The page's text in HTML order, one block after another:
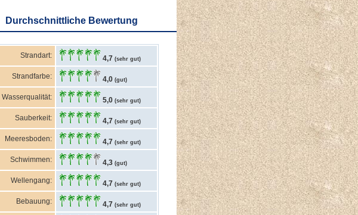
Durchschnittliche Bewertung
Strandart: 4,7 (sehr gut)
Strandfarbe: 4,0 (gut)
Wasserqualität: 5,0 (sehr gut)
Sauberkeit: 4,7 (sehr gut)
Meeresboden: 4,7 (sehr gut)
Schwimmen: 4,3 (gut)
Wellengang: 4,7 (sehr gut)
Bebauung: 4,7 (sehr gut)